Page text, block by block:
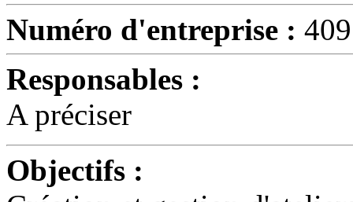
Numéro d'entreprise :
Responsables :
A préciser
Objectifs :